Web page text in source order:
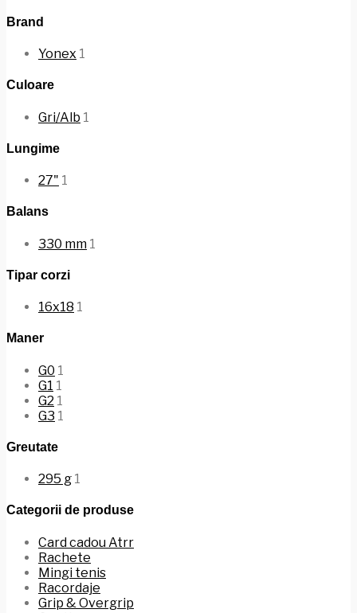
Brand
Yonex 1
Culoare
Gri/Alb 1
Lungime
27" 1
Balans
330 mm 1
Tipar corzi
16x18 1
Maner
G0 1
G1 1
G2 1
G3 1
Greutate
295 g 1
Categorii de produse
Card cadou Atrr
Rachete
Mingi tenis
Racordaje
Grip & Overgrip